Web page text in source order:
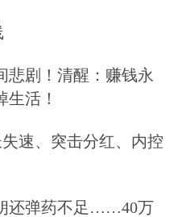
增长109.05%，
因，工业富联表
持续爆发，公司
悲剧！清醒：赚钱永
活！
速、突击分红、内控
还弹药不足……40万